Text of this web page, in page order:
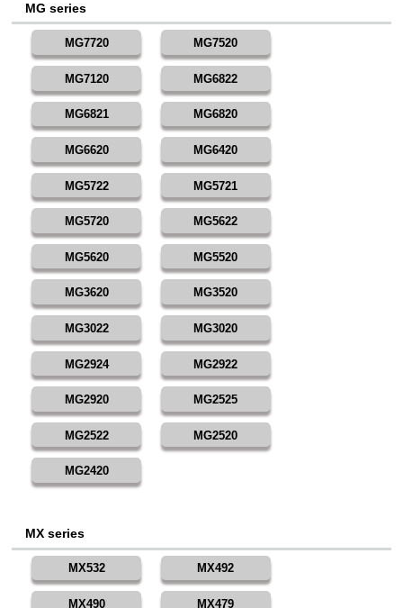
MG series
MG7720 MG7520
MG7120 MG6822
MG6821 MG6820
MG6620 MG6420
MG5722 MG5721
MG5720 MG5622
MG5620 MG5520
MG3620 MG3520
MG3022 MG3020
MG2924 MG2922
MG2920 MG2525
MG2522 MG2520
MG2420
MX series
MX532 MX492
MX490 MX479